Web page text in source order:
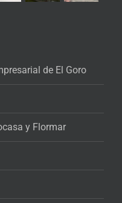
de El Goro
y Flormar